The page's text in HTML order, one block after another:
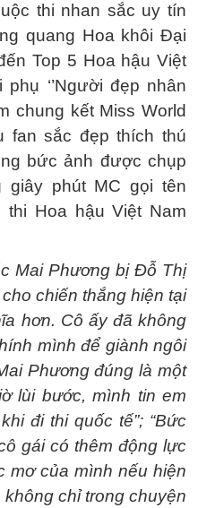
thi nhan sắc uy tín
quang Hoa khôi Đại
Top 5 Hoa hậu Việt
‘’Người đẹp nhân
chung kết Miss World
fan sắc đẹp thích thú
bức ảnh được chụp
giây phút MC gọi tên
Hoa hậu Việt Nam
Mai Phương bị Đỗ Thị
cho chiến thắng hiện tại
hơn. Cô ấy đã không
mình để giành ngôi
Phương đúng là một
lùi bước, mình tin em
đi thi quốc tế”; “Bức
gái có thêm động lực
mơ của mình nếu hiện
chỉ trong chuyện